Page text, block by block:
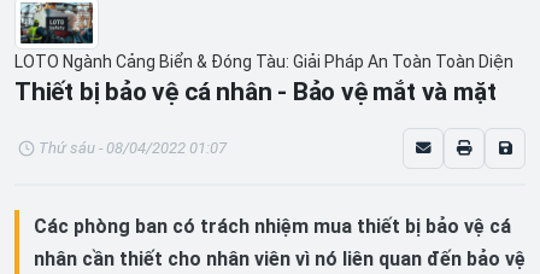
LOTO Ngành Cảng Biển & Đóng Tàu: Giải Pháp An Toàn Toàn Diện
Thiết bị bảo vệ cá nhân - Bảo vệ mắt và mặt
Thứ sáu - 08/04/2022 01:07
Các phòng ban có trách nhiệm mua thiết bị bảo vệ cá
nhân cần thiết cho nhân viên vì nó liên quan đến bảo vệ